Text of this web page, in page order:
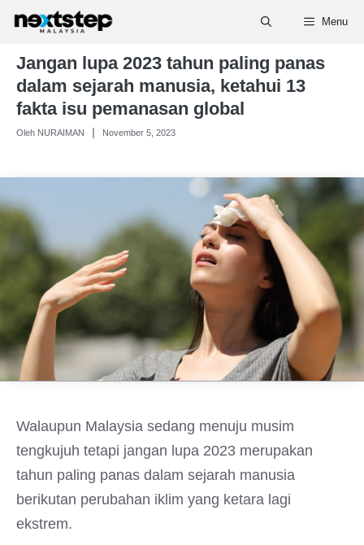
Skip
content
Menu
Jangan lupa 2023 tahun paling panas
dalam sejarah manusia, ketahui 13
fakta isu pemanasan global
Oleh NURAIMAN November 5, 2023
Walaupun Malaysia sedang menuju musim
tengkujuh tetapi jangan lupa 2023 merupakan
tahun paling panas dalam sejarah manusia
berikutan perubahan iklim yang ketara lagi
ekstrem.